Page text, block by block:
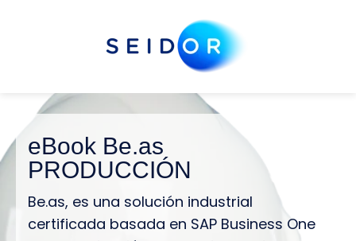
eBook Be.as
PRODUCCIÓN
Be.as, es una solución industrial
certificada basada en SAP Business One